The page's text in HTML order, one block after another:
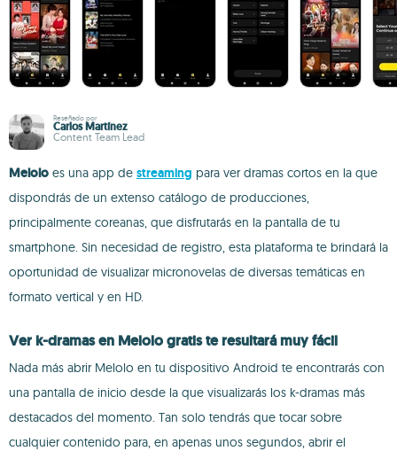
Reseñado por
Carlos Martínez
Content Team Lead
Melolo es una app de streaming para ver dramas cortos en la que
dispondrás de un extenso catálogo de producciones,
principalmente coreanas, que disfrutarás en la pantalla de tu
smartphone. Sin necesidad de registro, esta plataforma te brindará la
oportunidad de visualizar micronovelas de diversas temáticas en
formato vertical y en HD.
Ver k-dramas en Melolo gratis te resultará muy fácil
Nada más abrir Melolo en tu dispositivo Android te encontrarás con
una pantalla de inicio desde la que visualizarás los k-dramas más
destacados del momento. Tan solo tendrás que tocar sobre
cualquier contenido para, en apenas unos segundos, abrir el